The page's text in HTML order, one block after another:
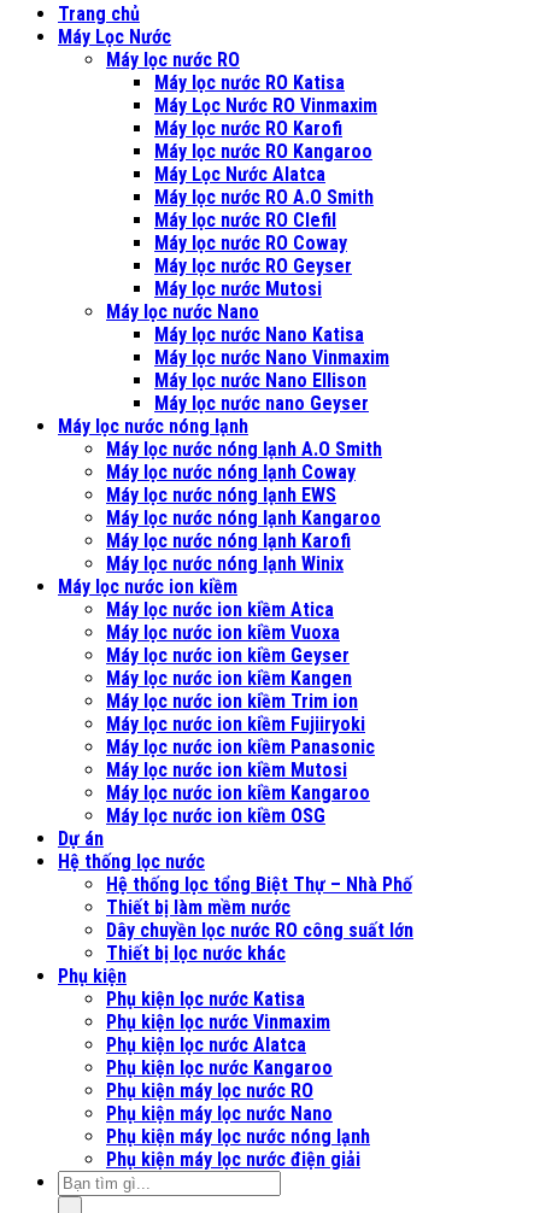
Trang chủ
Máy Lọc Nước
Máy lọc nước RO
Máy lọc nước RO Katisa
Máy Lọc Nước RO Vinmaxim
Máy lọc nước RO Karofi
Máy lọc nước RO Kangaroo
Máy Lọc Nước Alatca
Máy lọc nước RO A.O Smith
Máy lọc nước RO Clefil
Máy lọc nước RO Coway
Máy lọc nước RO Geyser
Máy lọc nước Mutosi
Máy lọc nước Nano
Máy lọc nước Nano Katisa
Máy lọc nước Nano Vinmaxim
Máy lọc nước Nano Ellison
Máy lọc nước nano Geyser
Máy lọc nước nóng lạnh
Máy lọc nước nóng lạnh A.O Smith
Máy lọc nước nóng lạnh Coway
Máy lọc nước nóng lạnh EWS
Máy lọc nước nóng lạnh Kangaroo
Máy lọc nước nóng lạnh Karofi
Máy lọc nước nóng lạnh Winix
Máy lọc nước ion kiềm
Máy lọc nước ion kiềm Atica
Máy lọc nước ion kiềm Vuoxa
Máy lọc nước ion kiềm Geyser
Máy lọc nước ion kiềm Kangen
Máy lọc nước ion kiềm Trim ion
Máy lọc nước ion kiềm Fujiiryoki
Máy lọc nước ion kiềm Panasonic
Máy lọc nước ion kiềm Mutosi
Máy lọc nước ion kiềm Kangaroo
Máy lọc nước ion kiềm OSG
Dự án
Hệ thống lọc nước
Hệ thống lọc tổng Biệt Thự – Nhà Phố
Thiết bị làm mềm nước
Dây chuyền lọc nước RO công suất lớn
Thiết bị lọc nước khác
Phụ kiện
Phụ kiện lọc nước Katisa
Phụ kiện lọc nước Vinmaxim
Phụ kiện lọc nước Alatca
Phụ kiện lọc nước Kangaroo
Phụ kiện máy lọc nước RO
Phụ kiện máy lọc nước Nano
Phụ kiện máy lọc nước nóng lạnh
Phụ kiện máy lọc nước điện giải